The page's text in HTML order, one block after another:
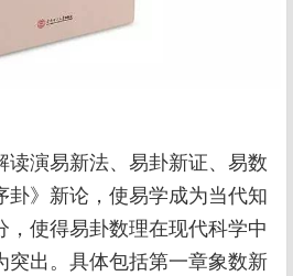
演易新法、易卦新证、易数
卦》新论，使易学成为当代知
使得易卦数理在现代科学中
突出。具体包括第一章象数新